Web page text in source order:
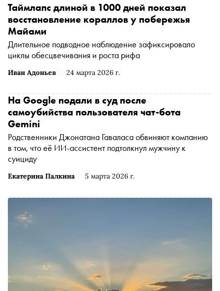
Иван Адоньев 24 марта 2026 г.
Таймлапс длиной в 1000 дней показал
восстановление кораллов у побережья
Майами
Длительное подводное наблюдение зафиксировало
циклы обесцвечивания и роста рифа
Екатерина Палкина 5 марта 2026 г.
На Google подали в суд после
самоубийства пользователя чат-бота
Gemini
Родственники Джонатана Гаваласа обвиняют компанию
в том, что её ИИ-ассистент подтолкнул мужчину к
суициду